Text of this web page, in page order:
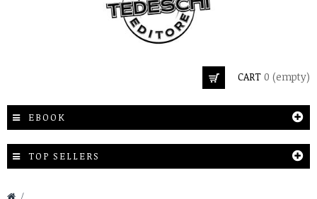
CART 0 (empty)
EBOOK
TOP SELLERS
&gt;